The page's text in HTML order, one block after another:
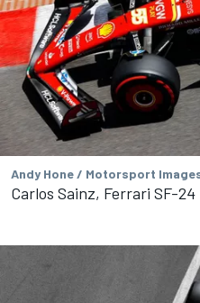
Andy Hone / Motorsport
Carlos Sainz, Ferrari SF-24